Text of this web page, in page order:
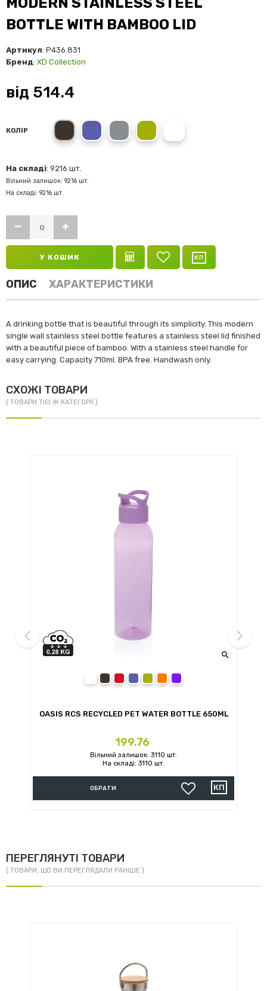
BOTTLE WITH BAMBOO LID
Артикул: P436.831
Бренд: XD Collection
від 514.4
КОЛІР
black blue grey green
На складі: 9216 шт.
Вільний залишок: 9216 шт.
На складі: 9216 шт.
У КОШИК
ОПИС ХАРАКТЕРИСТИКИ
A drinking bottle that is beautiful through its simplicity. This modern
single wall stainless steel bottle features a stainless steel lid finished
with a beautiful piece of bamboo. With a stainless steel handle for
easy carrying. Capacity 710ml. BPA free. Handwash only.
СХОЖІ ТОВАРИ
( ТОВАРИ ТІЄЇ Ж КАТЕГОРІЇ )

OASIS RCS RECYCLED PET WATER BOTTLE 650ML
Ціна
199.76
Вільний залишок: 3110 шт.
На складі: 3110 шт.
ОБРАТИ
ПЕРЕГЛЯНУТІ ТОВАРИ
( ТОВАРИ, ЩО ВИ ПЕРЕГЛЯДАЛИ РАНІШЕ )